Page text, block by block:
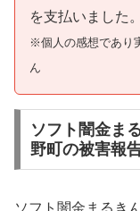
を支払いました
※個人の感想であり
ん
ソフト闇金ま
野町の被害報
ソフト闇金まるき